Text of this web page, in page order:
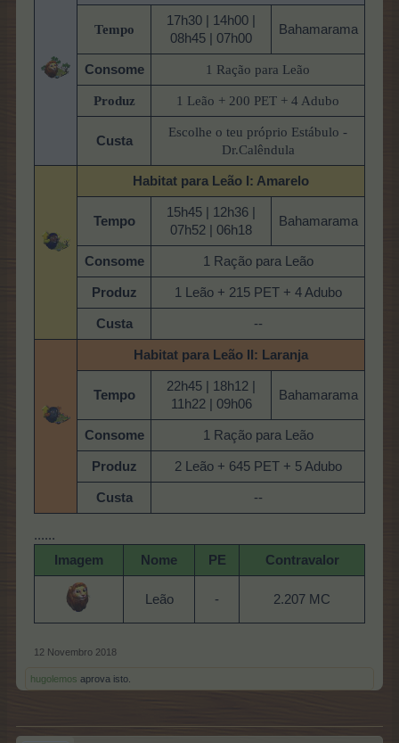
Tempo
17h30 | 14h00 |
08h45 | 07h00
Bahamarama
Consome 1 Ração para Leão
Produz 1 Leão + 200 PET + 4 Adubo
Custa
Escolhe o teu próprio Estábulo -
Dr.Calêndula
Habitat para Leão I: Amarelo
Tempo
15h45 | 12h36 |
07h52 | 06h18
Bahamarama
Consome 1 Ração para Leão
Produz 1 Leão + 215 PET + 4 Adubo
Custa --
Habitat para Leão II: Laranja
Tempo
22h45 | 18h12 |
11h22 | 09h06
Bahamarama
Consome 1 Ração para Leão
Produz 2 Leão + 645 PET + 5 Adubo
Custa --
......
Imagem
Nome PE Contravalor
Leão - 2.207 MC
12 Novembro 2018
hugolemos aprova isto.